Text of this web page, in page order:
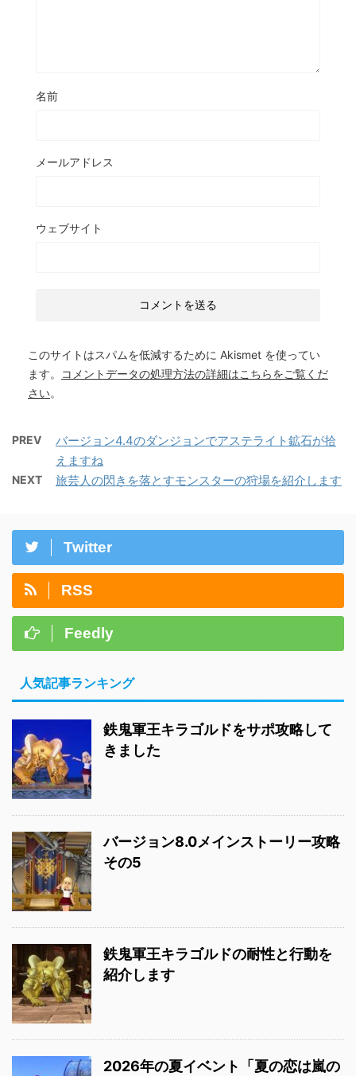
名前
メールアドレス
ウェブサイト
このサイトはスパムを低減するために Akismet を使ってい
ます。
コメントデータの処理方法の詳細はこちらをご覧くだ
さい。
PREV
バージョン4.4のダンジョンでアステライト鉱石が拾
えますね
NEXT 旅芸人の閃きを落とすモンスターの狩場を紹介します
Twitter
RSS
Feedly
人気記事ランキング
鉄鬼軍王キラゴルドをサポ攻略して
きました
バージョン8.0メインストーリー攻略
その5
鉄鬼軍王キラゴルドの耐性と行動を
紹介します
2026年の夏イベント「夏の恋は嵐の